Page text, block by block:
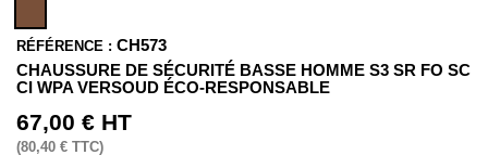
RÉFÉRENCE : CH573
CHAUSSURE DE SÉCURITÉ BASSE HOMME S3 SR FO SC
CI WPA VERSOUD ÉCO-RESPONSABLE
67,00 € HT
(80,40 € TTC)